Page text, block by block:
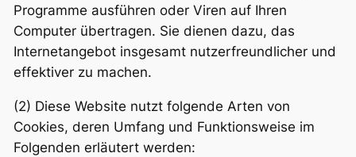
Programme ausführen oder Viren auf Ihren
Computer übertragen. Sie dienen dazu, das
Internetangebot insgesamt nutzerfreundlicher und
effektiver zu machen.
(2) Diese Website nutzt folgende Arten von
Cookies, deren Umfang und Funktionsweise im
Folgenden erläutert werden: